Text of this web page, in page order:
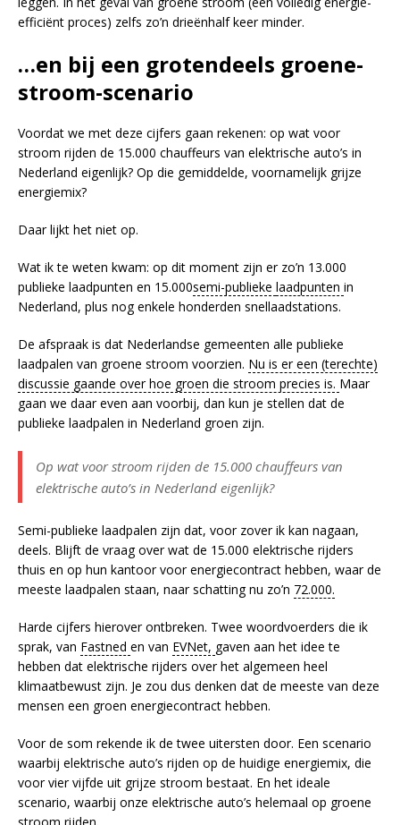
efficiënt proces) zelfs zo’n drieënhalf keer minder.
…en bij een grotendeels groene-
stroom-scenario
Voordat we met deze cijfers gaan rekenen: op wat voor
stroom rijden de 15.000 chauffeurs van elektrische auto’s in
Nederland eigenlijk? Op die gemiddelde, voornamelijk grijze
energiemix?
Daar lijkt het niet op.
Wat ik te weten kwam: op dit moment zijn er zo’n 13.000
publieke laadpunten en 15.000semi-publieke laadpunten in
Nederland, plus nog enkele honderden snellaadstations.
De afspraak is dat Nederlandse gemeenten alle publieke
laadpalen van groene stroom voorzien. Nu is er een (terechte)
discussie gaande over hoe groen die stroom precies is. Maar
gaan we daar even aan voorbij, dan kun je stellen dat de
publieke laadpalen in Nederland groen zijn.
Op wat voor stroom rijden de 15.000 chauffeurs van
elektrische auto’s in Nederland eigenlijk?
Semi-publieke laadpalen zijn dat, voor zover ik kan nagaan,
deels. Blijft de vraag over wat de 15.000 elektrische rijders
thuis en op hun kantoor voor energiecontract hebben, waar de
meeste laadpalen staan, naar schatting nu zo’n 72.000.
Harde cijfers hierover ontbreken. Twee woordvoerders die ik
sprak, van Fastned en van EVNet, gaven aan het idee te
hebben dat elektrische rijders over het algemeen heel
klimaatbewust zijn. Je zou dus denken dat de meeste van deze
mensen een groen energiecontract hebben.
Voor de som rekende ik de twee uitersten door. Een scenario
waarbij elektrische auto’s rijden op de huidige energiemix, die
voor vier vijfde uit grijze stroom bestaat. En het ideale
scenario, waarbij onze elektrische auto’s helemaal op groene